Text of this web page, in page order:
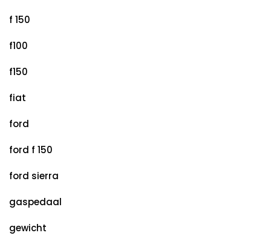
f 150
f100
f150
fiat
ford
ford f 150
ford sierra
gaspedaal
gewicht